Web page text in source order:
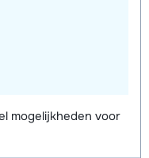
mogelijkheden voor